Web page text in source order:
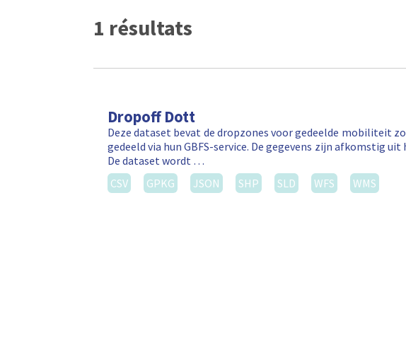
1 résultats
Dropoff Dott
Deze dataset bevat de dropzones voor gedeelde mobiliteit
gedeeld via hun GBFS-service. De gegevens zijn afkomstig
De dataset wordt …
CSV
GPKG JSON SHP SLD WFS WMS